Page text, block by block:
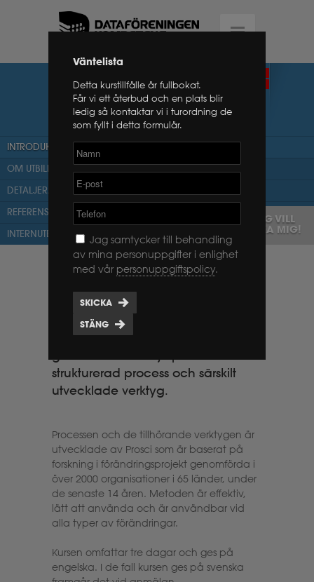
PROSCI CHANGE
MANAGEMENT
CERTIFICATION
INTRODUKTION
OM UTBILDNINGEN
DETALJERAT PROGRAM
REFERENSER
INTERNUTBILDNING
JAG VILL
BOKA MIG!
Kursen omfattar tre intensiva dagar
och framgångsrikt genomföra den
organisatoriska sidan av
förändringar. Utbildningen
strukturerad process och särskilt
utvecklade verktyg.
Processen och de tillhörande verktygen är
utvecklade av Prosci som är baserat på
forskning i förändringsprojekt genomförda i
över 2000 organisationer i 65 länder, under
de senaste 14 åren. Metoden är effektiv,
lätt att använda och är användbar vid
alla typer av förändringar.
Kursen omfattar tre dagar och ges på
engelska. I de fall kursen ges på svenska
Väntelista
Detta kurstillfälle är fullbokat.
Får vi ett återbud och en plats blir
ledig så kontaktar vi i turordning de
som fyllt i detta formulär.
Jag samtycker till behandling
av mina personuppgifter i enlighet
med vår personuppgiftspolicy.
SKICKA
STÄNG